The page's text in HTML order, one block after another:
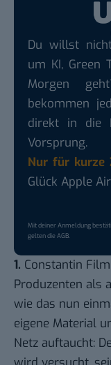
Du willst
um KI, Green
Morgen
bekommen
direkt in die
Vorsprung.
Nur für kurze
Glück Apple
Mit deiner Anmeldung
gelten dieAGB.
1. Constantin
Produzenten als
wie das nun
eigene Material
Netz auftaucht: